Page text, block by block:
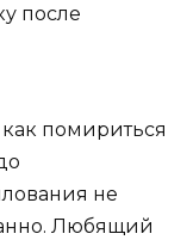
после
помириться
не
Любящий